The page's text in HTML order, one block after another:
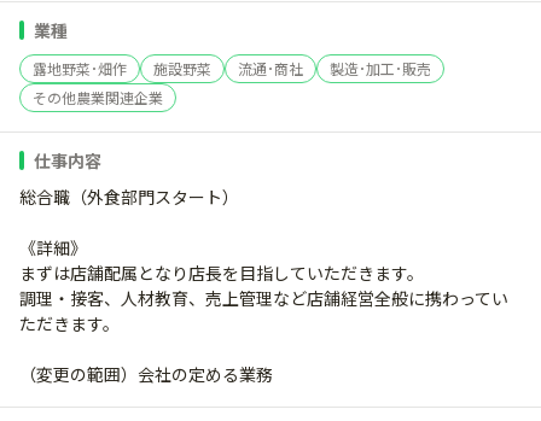
業種
露地野菜･畑作 施設野菜 流通･商社
製造･加工･販売
その他農業関連企業
仕事内容
総合職（外食部門スタート）
《詳細》
まずは店舗配属となり店長を目指していただきます。
調理・接客、人材教育、売上管理など店舗経営全般に携わってい
ただきます。
（変更の範囲）会社の定める業務